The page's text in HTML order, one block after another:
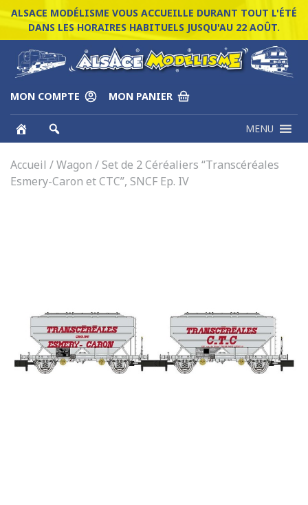
ALSACE MODÉLISME VOUS ACCUEILLE DURANT TOUT L'ÉTÉ
DANS LES HORAIRES HABITUELS JUSQU'AU 22 AOÛT.
MON COMPTE MON PANIER
MENU
Accueil /Wagon / Set de 2 Céréaliers “Transcéréales
Esmery-Caron et CTC”, SNCF Ep. IV